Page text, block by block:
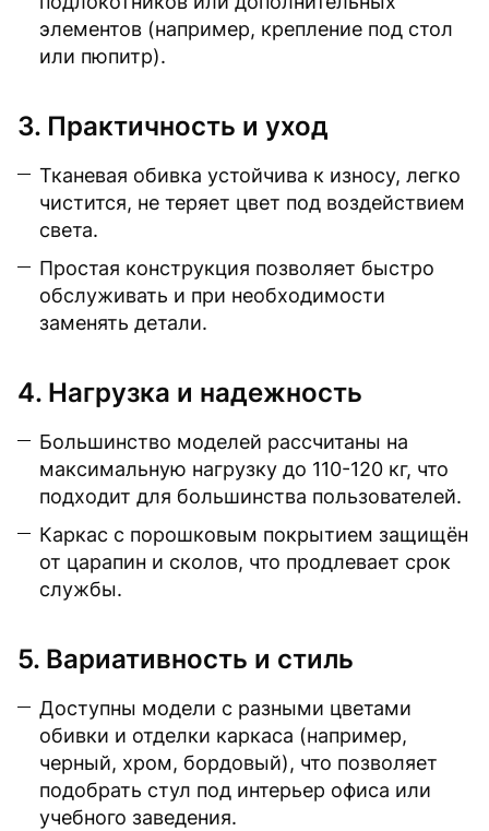
элементов (например, крепление под стол
или пюпитр).
3. Практичность и уход
Тканевая обивка устойчива к износу, легко
чистится, не теряет цвет под воздействием
света.
Простая конструкция позволяет быстро
обслуживать и при необходимости
заменять детали.
4. Нагрузка и надежность
Большинство моделей рассчитаны на
максимальную нагрузку до 110-120 кг, что
подходит для большинства пользователей.
Каркас с порошковым покрытием защищён
от царапин и сколов, что продлевает срок
службы.
5. Вариативность и стиль
Доступны модели с разными цветами
обивки и отделки каркаса (например,
черный, хром, бордовый), что позволяет
подобрать стул под интерьер офиса или
учебного заведения.